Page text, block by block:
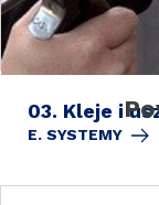
03. Kleje i
E. SYSTEMY